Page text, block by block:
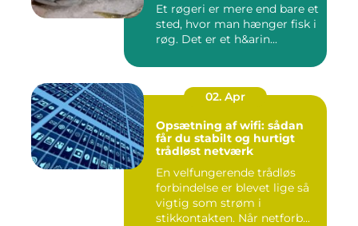
Et røgeri er mere end bare et
sted, hvor man hænger fisk i
røg. Det er et h&arin...
02. Apr
Opsætning af wifi: sådan
får du stabilt og hurtigt
trådløst netværk
En velfungerende trådløs
forbindelse er blevet lige så
vigtig som strøm i
stikkontakten. Når netforb...